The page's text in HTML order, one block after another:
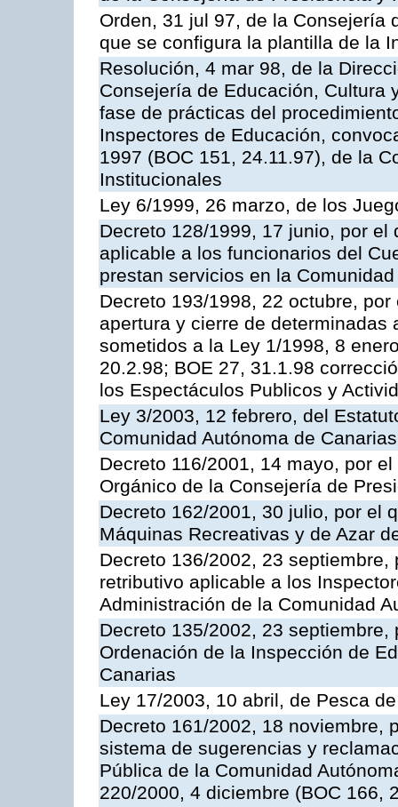
Orden, 31 jul 97, de la Consejería
que se configura la plantilla de la
Resolución, 4 mar 98, de la
Consejería de Educación, Cultura
fase de prácticas del
Inspectores de Educación,
1997 (BOC 151, 24.11.97), de la
Institucionales
Ley 6/1999, 26 marzo, de los
Decreto 128/1999, 17 junio, por
aplicable a los funcionarios del
prestan servicios en la
Decreto 193/1998, 22 octubre,
apertura y cierre de
sometidos a la Ley 1/1998, 8
20.2.98; BOE 27, 31.1.98
los Espectáculos Publicos y
Ley 3/2003, 12 febrero, del
Comunidad Autónoma de Canarias
Decreto 116/2001, 14 mayo, por
Orgánico de la Consejería de
Decreto 162/2001, 30 julio, por el
Máquinas Recreativas y de Azar
Decreto 136/2002, 23
retributivo aplicable a los
Administración de la Comunidad
Decreto 135/2002, 23
Ordenación de la Inspección de
Canarias
Ley 17/2003, 10 abril, de Pesca
Decreto 161/2002, 18 noviembre,
sistema de sugerencias y
Pública de la Comunidad
220/2000, 4 diciembre (BOC 166,